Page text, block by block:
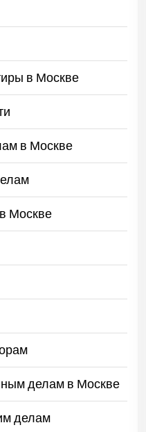
в Москве
в Москве
Москве
делам в Москве
делам